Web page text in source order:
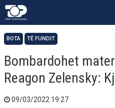
BOTA TË FUNDIT
Bombardohet
Reagon Zelensky:
09/03/2022 19:27